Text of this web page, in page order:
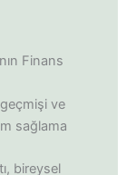
Finans
ve
sağlama
bireysel